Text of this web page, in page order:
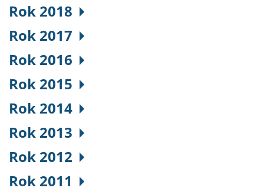
Rok 2018
Rok 2017
Rok 2016
Rok 2015
Rok 2014
Rok 2013
Rok 2012
Rok 2011